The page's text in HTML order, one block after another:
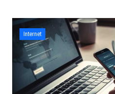
Internet